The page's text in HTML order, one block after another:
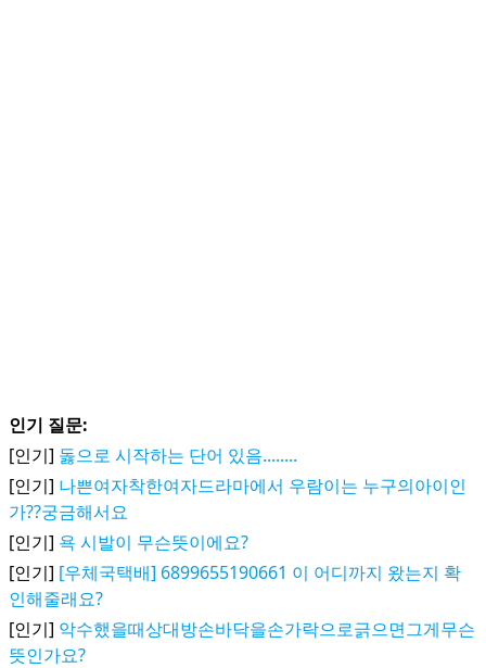
인기 질문:
[인기] 돓으로 시작하는 단어 있음........
[인기] 나쁜여자착한여자드라마에서 우람이는 누구의아이인
가??궁금해서요
[인기] 욕 시발이 무슨뜻이에요?
[인기] [우체국택배] 6899655190661 이 어디까지 왔는지 확
인해줄래요?
[인기] 악수했을때상대방손바닥을손가락으로긁으면그게무슨
뜻인가요?